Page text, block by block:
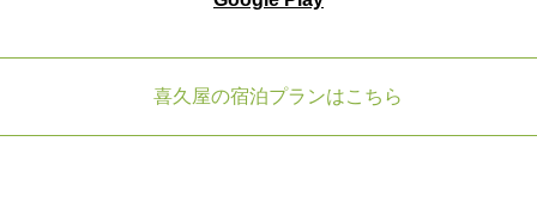
喜久屋の宿泊プランはこちら